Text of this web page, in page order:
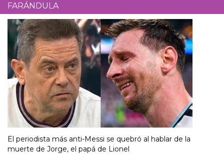
FARÁNDULA
El periodista más anti-Messi se quebró al hablar de la
muerte de Jorge, el papá de Lionel